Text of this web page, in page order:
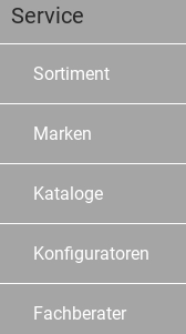
Service
Sortiment
Marken
Kataloge
Konfiguratoren
Fachberater